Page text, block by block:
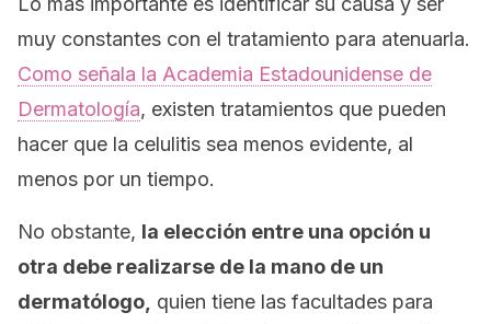
muy constantes con el tratamiento para atenuarla.
Como señala la Academia Estadounidense de
Dermatología, existen tratamientos que pueden
hacer que la celulitis sea menos evidente, al
menos por un tiempo.
No obstante, la elección entre una opción u
otra debe realizarse de la mano de un
dermatólogo, quien tiene las facultades para